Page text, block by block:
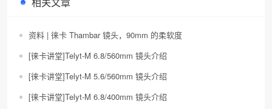
资料 | 徕卡 Thambar 镜头，90mm 的柔软度
[徕卡讲堂]Telyt-M 6.8/560mm 镜头介绍
[徕卡讲堂]Telyt-M 5.6/560mm 镜头介绍
[徕卡讲堂]Telyt-M 6.8/400mm 镜头介绍